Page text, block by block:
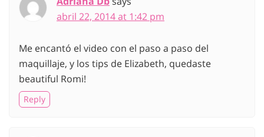
abril 22, 2014 at 1:42 pm
Me encantó el video con el paso a paso del
maquillaje, y los tips de Elizabeth, quedaste
beautiful Romi!
Reply